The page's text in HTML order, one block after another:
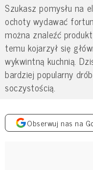
Szukasz pomysłu na
ochoty wydawać
można znaleźć
temu kojarzył się
wykwintną kuchnią.
bardziej popularny
soczystością.
Obserwuj nas na